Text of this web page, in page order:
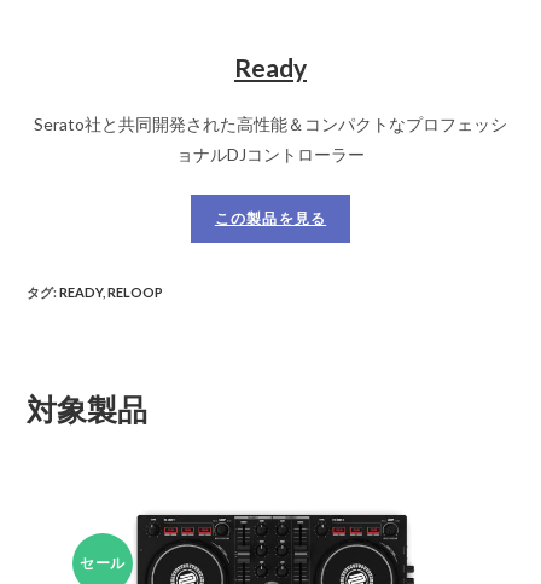
Ready
Serato社と共同開発された高性能＆コンパクトなプロフェッシ
ョナルDJコントローラー
この製品を見る
タグ:READY, RELOOP
対象製品
セール